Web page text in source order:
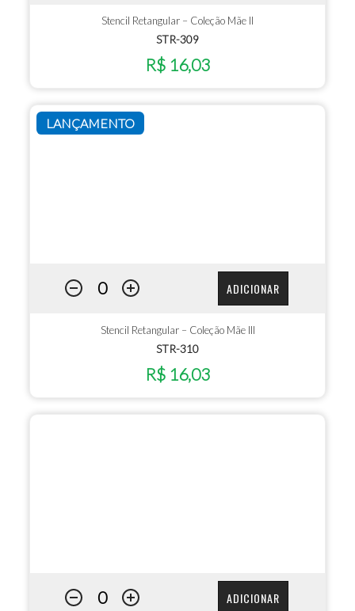
Stencil Retangular – Coleção Mãe II
STR-309
R$ 16,03
LANÇAMENTO
ADICIONAR
Stencil Retangular – Coleção Mãe III
STR-310
R$ 16,03
ADICIONAR